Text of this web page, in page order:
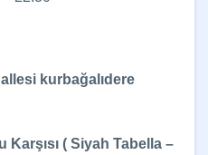
kurbağalıdere
( Siyah Tabella –